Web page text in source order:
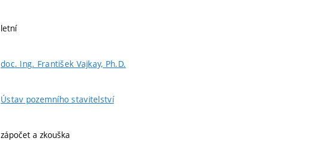
letní
doc. Ing. František Vajkay, Ph.D.
Ústav pozemního stavitelství
zápočet a zkouška